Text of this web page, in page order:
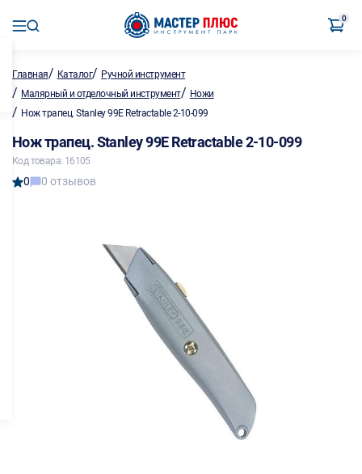
0
Главная/ Каталог/ Ручной инструмент
/ Малярный и отделочный инструмент/ Ножи
/ Нож трапец. Stanley 99Е Retractable 2-10-099
Нож трапец. Stanley 99Е Retractable 2-10-099
Код товара: 16105
0 0 отзывов